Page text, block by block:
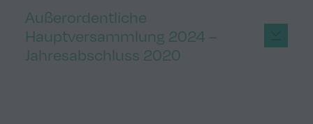
Außerordentliche
Hauptversammlung 2024 –
Jahresabschluss 2020